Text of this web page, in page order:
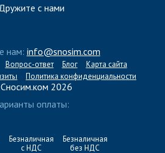
с нами
нам: info@snosim.com
Вопрос-ответ Блог
Карта сайта
Политика конфиденциальности
2026
оплаты:
Безналичная
с НДС
Безналичная
без НДС